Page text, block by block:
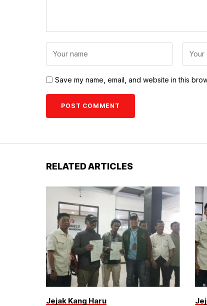
Save my name, email, and website in this
RELATED ARTICLES
Jejak Kang Haru